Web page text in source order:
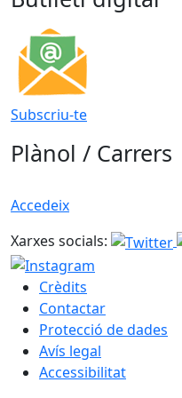
Subscriu-te
Plànol / Carrers
Accedeix
Xarxes socials:
Crèdits
Contactar
Protecció de dades
Avís legal
Accessibilitat